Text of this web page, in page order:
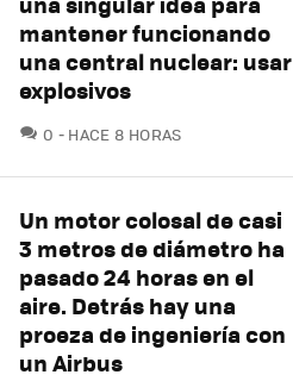
mantener funcionando
una central nuclear: usar
explosivos
0 COMENTARIOS
HACE 8 HORAS
Un motor colosal de casi
3 metros de diámetro ha
pasado 24 horas en el
aire. Detrás hay una
proeza de ingeniería con
un Airbus